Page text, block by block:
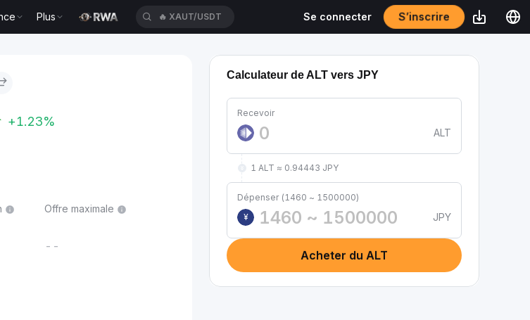
Plus 🔥 XAUT/USDT Se connecter S’inscrire
+1.23%
Offre maximale
--
Calculateur de ALT vers JPY
Recevoir
ALT
1 ALT ≈ 0.94443 JPY
Dépenser (1460 ~ 1500000)
¥
JPY
Acheter du ALT